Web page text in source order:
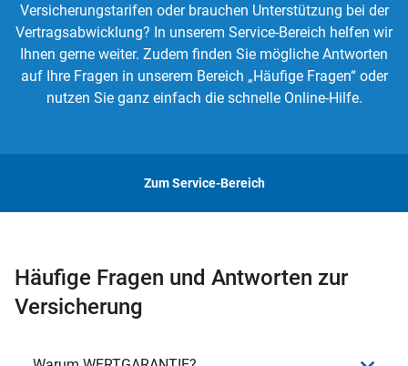
Versicherungstarifen oder brauchen Unterstützung bei der
Vertragsabwicklung? In unserem Service-Bereich helfen wir
Ihnen gerne weiter. Zudem finden Sie mögliche Antworten
auf Ihre Fragen in unserem Bereich „Häufige Fragen“ oder
nutzen Sie ganz einfach die schnelle Online-Hilfe.
Zum Service-Bereich
Häufige Fragen und Antworten zur
Versicherung